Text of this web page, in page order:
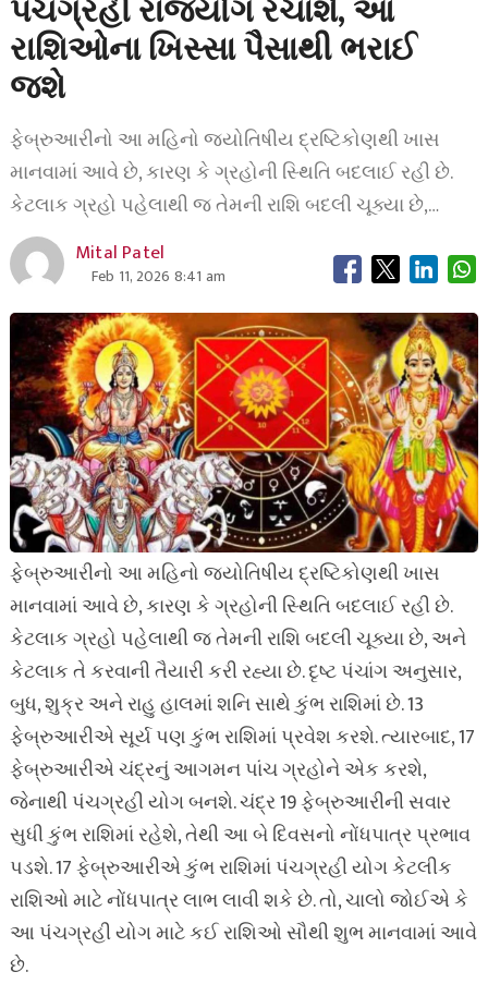
પંચગ્રહી રાજયોગ રચાશે, આ
રાશિઓના ખિસ્સા પૈસાથી ભરાઈ
જશે
ફેબ્રુઆરીનો આ મહિનો જ્યોતિષીય દ્રષ્ટિકોણથી ખાસ
માનવામાં આવે છે, કારણ કે ગ્રહોની સ્થિતિ બદલાઈ રહી છે.
કેટલાક ગ્રહો પહેલાથી જ તેમની રાશિ બદલી ચૂક્યા છે,…
Mital Patel
Feb 11, 2026 8:41 am
ફેબ્રુઆરીનો આ મહિનો જ્યોતિષીય દ્રષ્ટિકોણથી ખાસ
માનવામાં આવે છે, કારણ કે ગ્રહોની સ્થિતિ બદલાઈ રહી છે.
કેટલાક ગ્રહો પહેલાથી જ તેમની રાશિ બદલી ચૂક્યા છે, અને
કેટલાક તે કરવાની તૈયારી કરી રહ્યા છે. દૃષ્ટ પંચાંગ અનુસાર,
બુધ, શુક્ર અને રાહુ હાલમાં શનિ સાથે કુંભ રાશિમાં છે. 13
ફેબ્રુઆરીએ સૂર્ય પણ કુંભ રાશિમાં પ્રવેશ કરશે. ત્યારબાદ, 17
ફેબ્રુઆરીએ ચંદ્રનું આગમન પાંચ ગ્રહોને એક કરશે,
જેનાથી પંચગ્રહી યોગ બનશે. ચંદ્ર 19 ફેબ્રુઆરીની સવાર
સુધી કુંભ રાશિમાં રહેશે, તેથી આ બે દિવસનો નોંધપાત્ર પ્રભાવ
પડશે. 17 ફેબ્રુઆરીએ કુંભ રાશિમાં પંચગ્રહી યોગ કેટલીક
રાશિઓ માટે નોંધપાત્ર લાભ લાવી શકે છે. તો, ચાલો જોઈએ કે
આ પંચગ્રહી યોગ માટે કઈ રાશિઓ સૌથી શુભ માનવામાં આવે
છે.